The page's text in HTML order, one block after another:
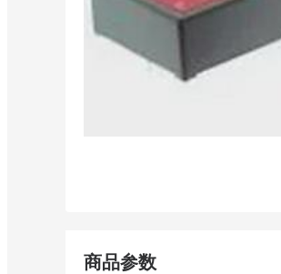
商品参数